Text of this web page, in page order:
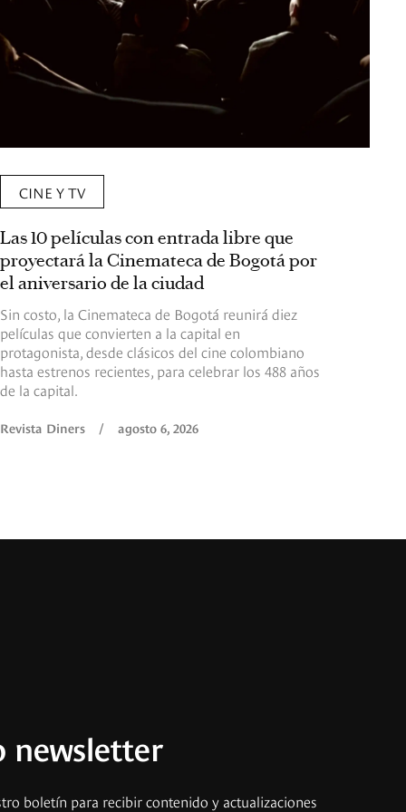
CINE Y TV
Las 10 películas con entrada libre que
proyectará la Cinemateca de Bogotá por
el aniversario de la ciudad
Sin costo, la Cinemateca de Bogotá reunirá diez
películas que convierten a la capital en
protagonista, desde clásicos del cine colombiano
hasta estrenos recientes, para celebrar los 488 años
de la capital.
Revista Diners / agosto 6, 2026
newsletter
boletín para recibir contenido y actualizaciones